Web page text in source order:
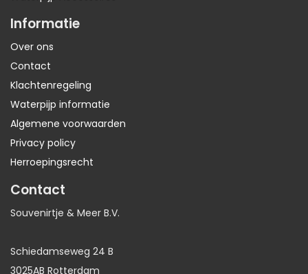
Informatie
Over ons
Contact
Klachtenregeling
Waterpijp informatie
Algemene voorwaarden
Privacy policy
Herroepingsrecht
Contact
Souvenirtje & Meer B.V.
Schiedamseweg 24 B
3025AB Rotterdam